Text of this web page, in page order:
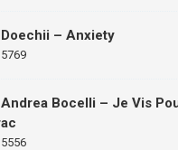
– Anxiety
Bocelli – Je Vis